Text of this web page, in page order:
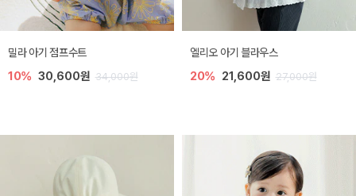
밀라 아기 점프수트
10% 30,600원 34,000원
엘리오 아기 블라우스
20% 21,600원 27,000원